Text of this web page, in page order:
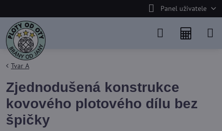
Panel uživatele
Tvar A
Zjednodušená konstrukce
kovového plotového dílu bez
špičky